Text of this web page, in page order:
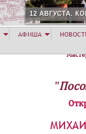
12 АВГУСТА.
АФИША